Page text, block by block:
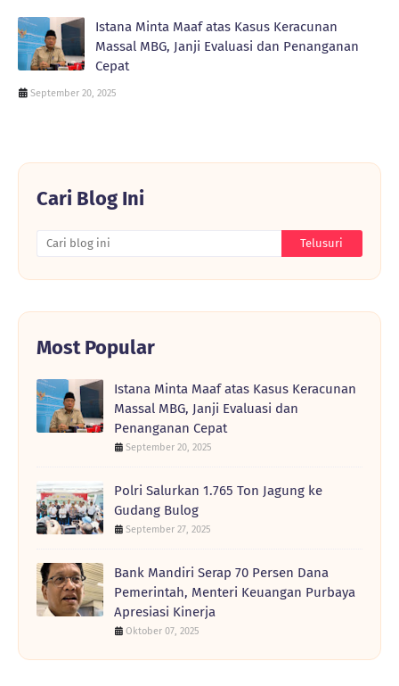
Istana Minta Maaf atas Kasus Keracunan
Massal MBG, Janji Evaluasi dan Penanganan
Cepat
September 20, 2025
Cari Blog Ini
Most Popular
Istana Minta Maaf atas Kasus Keracunan
Massal MBG, Janji Evaluasi dan
Penanganan Cepat
September 20, 2025
Polri Salurkan 1.765 Ton Jagung ke
Gudang Bulog
September 27, 2025
Bank Mandiri Serap 70 Persen Dana
Pemerintah, Menteri Keuangan Purbaya
Apresiasi Kinerja
Oktober 07, 2025